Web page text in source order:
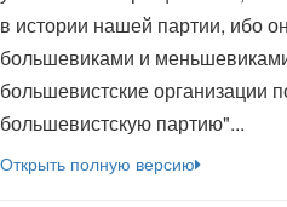
в истории нашей партии, ибо
большевиками и
большевистские организации
большевистскую партию"...
Открыть полную версию